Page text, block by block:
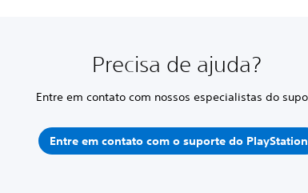
Precisa de ajuda?
Entre em contato com nossos especialistas do
Entre em contato com o suporte do PlayStation